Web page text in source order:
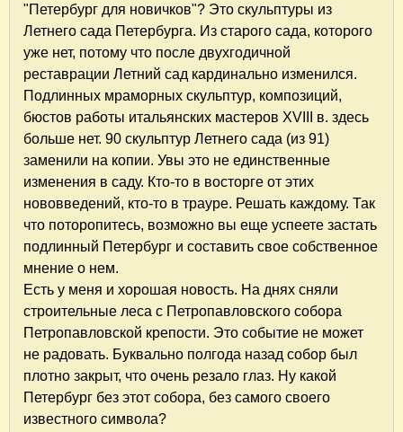
"Петербург для новичков"? Это скульптуры из
Летнего сада Петербурга. Из старого сада, которого
уже нет, потому что после двухгодичной
реставрации Летний сад кардинально изменился.
Подлинных мраморных скульптур, композиций,
бюстов работы итальянских мастеров XVIII в. здесь
больше нет. 90 скульптур Летнего сада (из 91)
заменили на копии. Увы это не единственные
изменения в саду. Кто-то в восторге от этих
нововведений, кто-то в трауре. Решать каждому. Так
что поторопитесь, возможно вы еще успеете застать
подлинный Петербург и составить свое собственное
мнение о нем.
Есть у меня и хорошая новость. На днях сняли
строительные леса с Петропавловского собора
Петропавловской крепости. Это событие не может
не радовать. Буквально полгода назад собор был
плотно закрыт, что очень резало глаз. Ну какой
Петербург без этот собора, без самого своего
известного символа?